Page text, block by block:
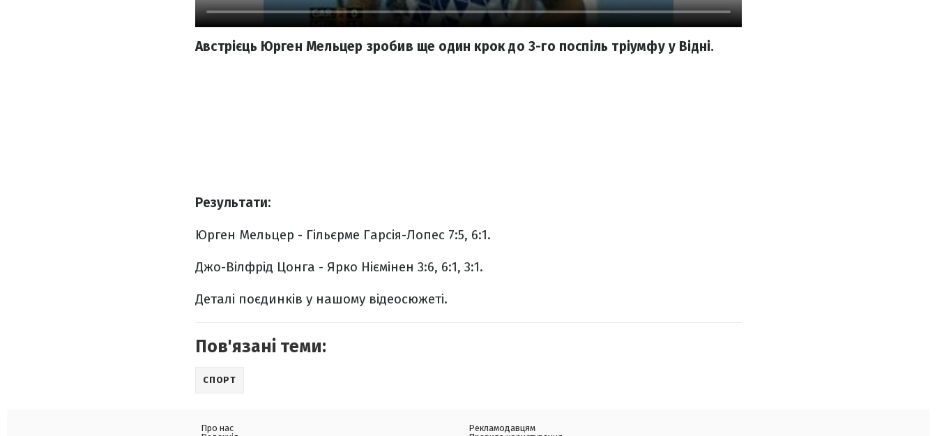
Австрієць Юрген Мельцер зробив ще один крок до 3-го поспіль тріумфу у Відні.
Результати:
Юрген Мельцер - Гільєрме Гарсія-Лопес 7:5, 6:1.
Джо-Вілфрід Цонга - Ярко Ніємінен 3:6, 6:1, 3:1.
Деталі поєдинків у нашому відеосюжеті.
Пов'язані теми:
СПОРТ
Про нас
Рекламодавцям